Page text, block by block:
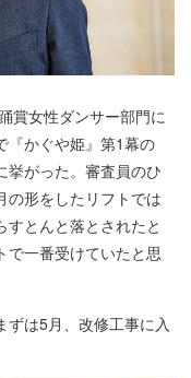
賞女性ダンサー部門に
『かぐや姫』第1幕の
挙がった。審査員のひ
の形をしたリフトでは
とんと落とされたと
で一番受けていたと思
は5月、改修工事に入